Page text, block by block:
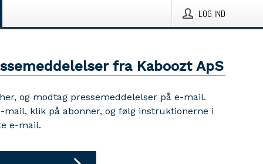
LOG IND
fra Kaboozt ApS
og modtag pressemeddelelser på e-mail.
mail, klik på abonner, og følg instruktionerne i
e-mail.